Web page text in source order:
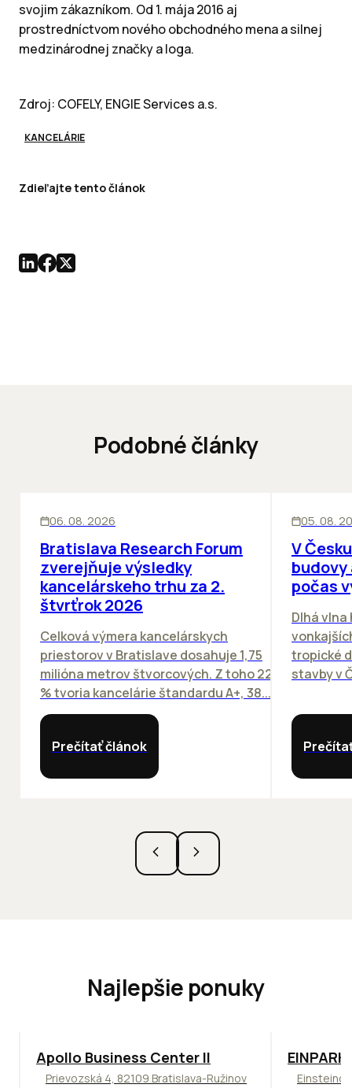
svojim zákazníkom. Od 1. mája 2016 aj
prostredníctvom nového obchodného mena a silnej
medzinárodnej značky a loga.
Zdroj: COFELY, ENGIE Services a.s.
KANCELÁRIE
Zdieľajte tento článok
Podobné články
06. 08. 2026
Bratislava Research Forum
zverejňuje výsledky
kancelárskeho trhu za 2.
štvrťrok 2026
Celková výmera kancelárskych
priestorov v Bratislave dosahuje 1,75
milióna metrov štvorcových. Z toho 22
% tvoria kancelárie štandardu A+, 38...
Prečítať článok
05. 08.
V
počas
Dlhá
tropické
stavby v
Najlepšie ponuky
TOP NOVINKA ODPORÚČAME
Apollo Business Center II
Prievozská 4, 82109 Bratislava-Ružinov
TOP